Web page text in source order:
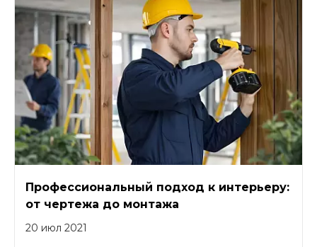
Профессиональный подход к интерьеру:
от чертежа до монтажа
20 июл 2021